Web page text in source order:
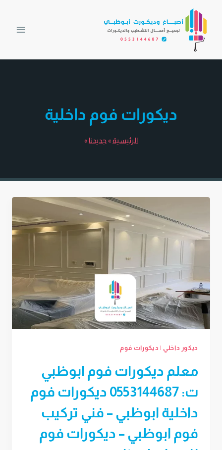
المحتوى
ديكورات فوم داخلية
الرئيسية»جديدنا »
ديكور داخلي | ديكورات فوم
معلم ديكورات فوم ابوظبي
ت: 0553144687 ديكورات فوم
داخلية ابوظبي – فني تركيب
فوم ابوظبي – ديكورات فوم